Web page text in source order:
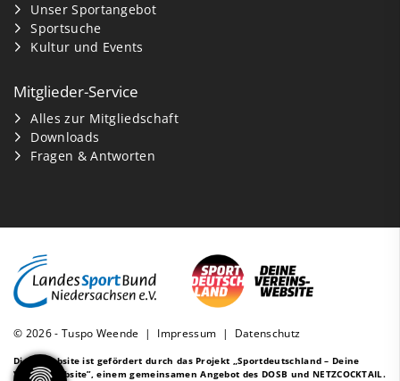
Unser Sportangebot
Sportsuche
Kultur und Events
Mitglieder-Service
Alles zur Mitgliedschaft
Downloads
Fragen & Antworten
© 2026 - Tuspo Weende | Impressum | Datenschutz
Diese Website ist gefördert durch das Projekt „Sportdeutschland – Deine
Vereinswebsite”, einem gemeinsamen Angebot des DOSB und NETZCOCKTAIL.